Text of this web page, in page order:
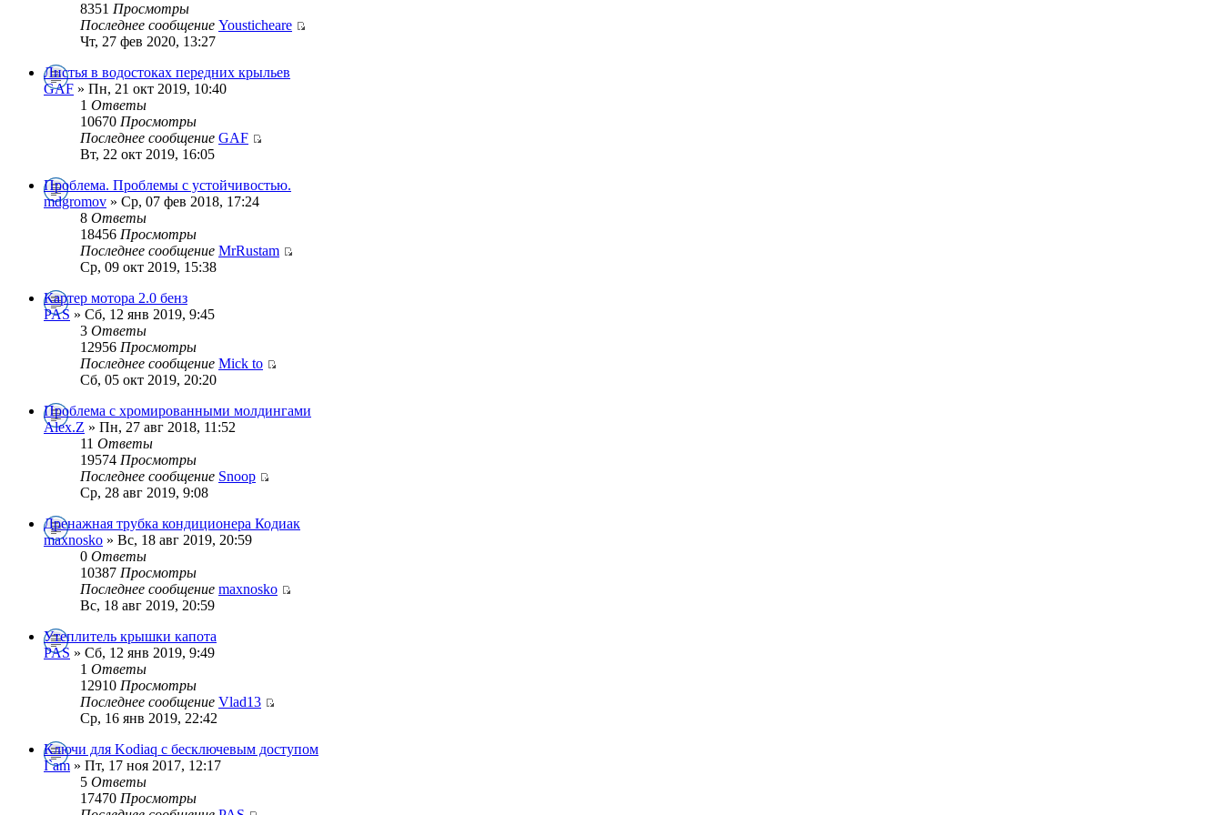
8351 Просмотры
Последнее сообщение Yousticheare
Чт, 27 фев 2020, 13:27
Листья в водостоках передних крыльев
GAF » Пн, 21 окт 2019, 10:40
1 Ответы
10670 Просмотры
Последнее сообщение GAF
Вт, 22 окт 2019, 16:05
Проблема. Проблемы с устойчивостью.
mdgromov » Ср, 07 фев 2018, 17:24
8 Ответы
18456 Просмотры
Последнее сообщение MrRustam
Ср, 09 окт 2019, 15:38
Картер мотора 2.0 бенз
PAS » Сб, 12 янв 2019, 9:45
3 Ответы
12956 Просмотры
Последнее сообщение Mick to
Сб, 05 окт 2019, 20:20
Проблема с хромированными молдингами
Alex.Z » Пн, 27 авг 2018, 11:52
11 Ответы
19574 Просмотры
Последнее сообщение Snoop
Ср, 28 авг 2019, 9:08
Дренажная трубка кондиционера Кодиак
maxnosko » Вс, 18 авг 2019, 20:59
0 Ответы
10387 Просмотры
Последнее сообщение maxnosko
Вс, 18 авг 2019, 20:59
Утеплитель крышки капота
PAS » Сб, 12 янв 2019, 9:49
1 Ответы
12910 Просмотры
Последнее сообщение Vlad13
Ср, 16 янв 2019, 22:42
Ключи для Kodiaq с бесключевым доступом
I`am » Пт, 17 ноя 2017, 12:17
5 Ответы
17470 Просмотры